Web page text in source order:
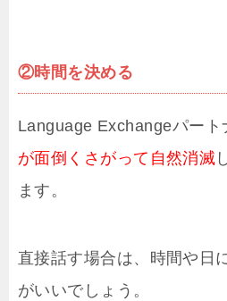
②時間を決める
Language Exchangeパート
が面倒くさがって自然消滅
ます。
直接話す場合は、時間や日
がいいでしょう。